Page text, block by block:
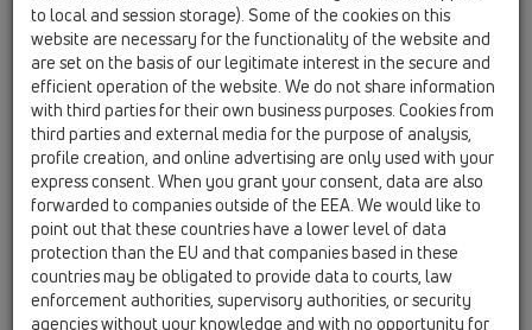
(papildomos) medžiagos / Atsarginės dalys /
HL01060D
O -žiedai (2) 28x3mm
HL01075D
04 Sifonai dušo padėklams / Priedai, pagalbinės
(papildomos) medžiagos / Atsarginės dalys /
HL01075D
Tarpinė 85x57mm
HL01076D
04 Sifonai dušo padėklams / Priedai, pagalbinės
(papildomos) medžiagos / Atsarginės dalys /
HL01076D
to local and session storage). Some of the cookies on this
website are necessary for the functionality of the website and
are set on the basis of our legitimate interest in the secure and
efficient operation of the website. We do not share information
with third parties for their own business purposes. Cookies from
third parties and external media for the purpose of analysis,
profile creation, and online advertising are only used with your
express consent. When you grant your consent, data are also
forwarded to companies outside of the EEA. We would like to
point out that these countries have a lower level of data
protection than the EU and that companies based in these
countries may be obligated to provide data to courts, law
enforcement authorities, supervisory authorities, or security
agencies without your knowledge and with no opportunity for